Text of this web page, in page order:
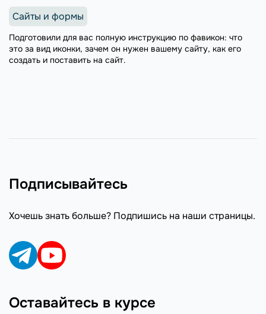
Сайты и формы
Подготовили для вас полную инструкцию по фавикон: что
это за вид иконки, зачем он нужен вашему сайту, как его
создать и поставить на сайт.
Подписывайтесь
Хочешь знать больше? Подпишись на наши страницы.
Оставайтесь в курсе